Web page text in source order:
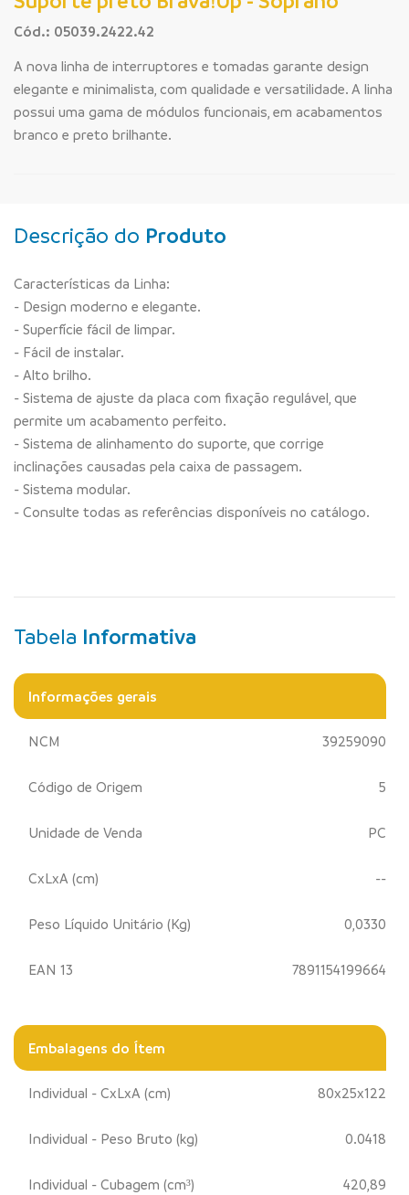
Cód.: 05039.2422.42
A nova linha de interruptores e tomadas garante design
elegante e minimalista, com qualidade e versatilidade. A linha
possui uma gama de módulos funcionais, em acabamentos
branco e preto brilhante.
Descrição do Produto
Características da Linha:
- Design moderno e elegante.
- Superfície fácil de limpar.
- Fácil de instalar.
- Alto brilho.
- Sistema de ajuste da placa com fixação regulável, que
permite um acabamento perfeito.
- Sistema de alinhamento do suporte, que corrige
inclinações causadas pela caixa de passagem.
- Sistema modular.
- Consulte todas as referências disponíveis no catálogo.
Tabela Informativa
Informações gerais
NCM 39259090
Código de Origem 5
Unidade de Venda PC
CxLxA (cm) --
Peso Líquido Unitário (Kg) 0,0330
EAN 13 7891154199664
Embalagens do Ítem
Individual - CxLxA (cm) 80x25x122
Individual - Peso Bruto (kg) 0.0418
Individual - Cubagem (cm³) 420,89